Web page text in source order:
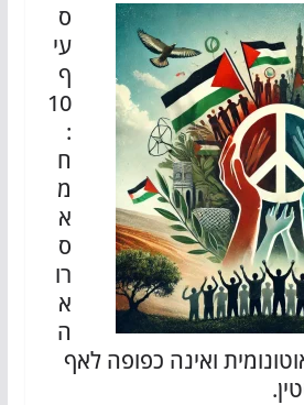
ס
עי
ף
10
:
ח
מ
א
ס
רו
א
ה
ואינה כפופה לאף